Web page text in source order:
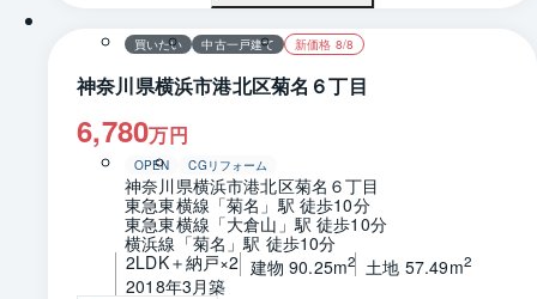
買いたい 中古一戸建て 新価格 8/8
神奈川県横浜市港北区菊名６丁目
6,780万円
OPEN CGリフォーム
神奈川県横浜市港北区菊名６丁目
東急東横線「菊名」駅 徒歩10分
東急東横線「大倉山」駅 徒歩10分
横浜線「菊名」駅 徒歩10分
2LDK＋納戸×2 建物 90.25m2 土地 57.49m2
2018年3月築